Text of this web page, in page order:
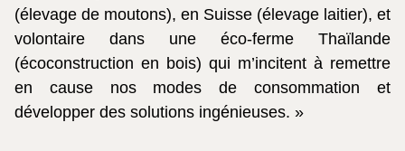
(élevage de moutons), en Suisse (élevage laitier), et
volontaire dans une éco-ferme Thaïlande
(écoconstruction en bois) qui m’incitent à remettre
en cause nos modes de consommation et
développer des solutions ingénieuses. »